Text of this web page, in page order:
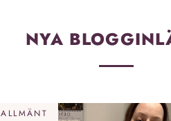
NYA
ALLMÄNT